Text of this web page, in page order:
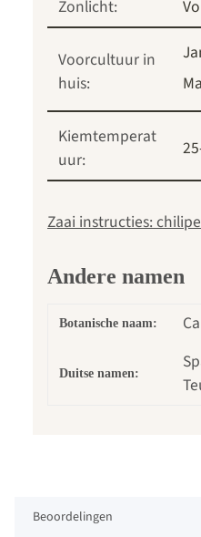
Zonlicht:
Voorcultuur in
huis:
Kiemtemperat
uur:
Zaai instructies:
Andere namen
Botanische naam:
Duitse namen:
Beoordelingen